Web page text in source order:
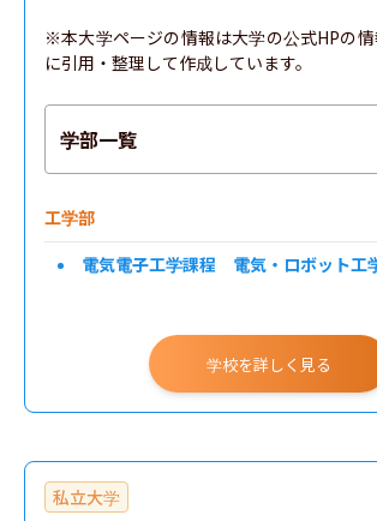
※本大学ページの情報は大学の公式HPの
に引用・整理して作成しています。
学部一覧
工学部
電気電子工学課程 電気・ロボット工
学校を詳しく見る
私立大学